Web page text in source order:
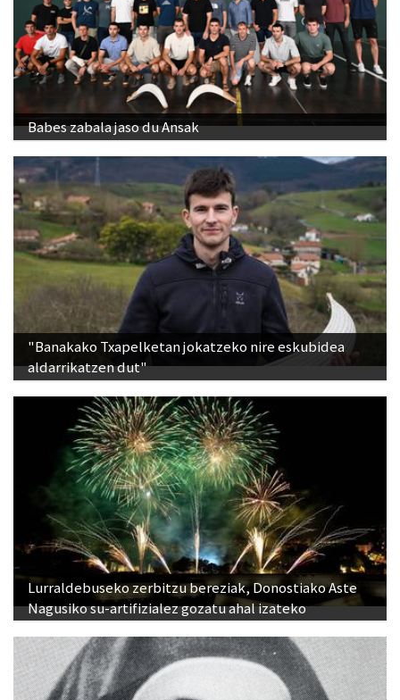
Babes zabala jaso du Ansak
"Banakako Txapelketan jokatzeko nire eskubidea
aldarrikatzen dut"
Lurraldebuseko zerbitzu bereziak, Donostiako Aste
Nagusiko su-artifizialez gozatu ahal izateko